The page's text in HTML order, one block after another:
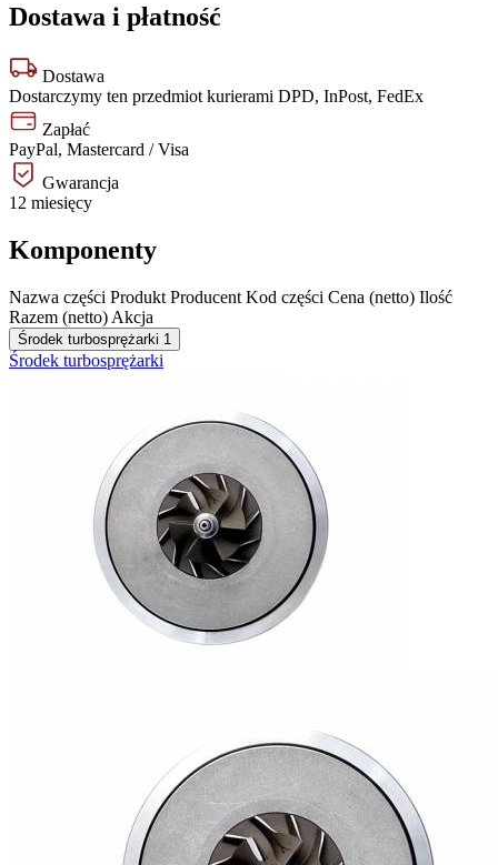
Dostawa i płatność
Dostawa
Dostarczymy ten przedmiot kurierami DPD, InPost, FedEx
Zapłać
PayPal, Mastercard / Visa
Gwarancja
12 miesięcy
Komponenty
Nazwa części Produkt Producent Kod części Cena (netto) Ilość
Razem (netto) Akcja
Środek turbosprężarki 1
Środek turbosprężarki